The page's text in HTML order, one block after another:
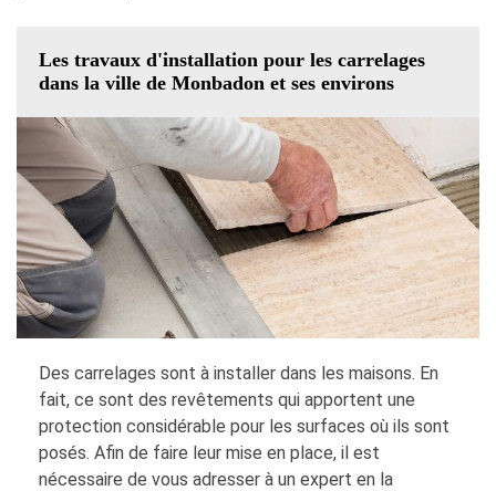
Les travaux d'installation pour les carrelages
dans la ville de Monbadon et ses environs
Des carrelages sont à installer dans les maisons. En
fait, ce sont des revêtements qui apportent une
protection considérable pour les surfaces où ils sont
posés. Afin de faire leur mise en place, il est
nécessaire de vous adresser à un expert en la